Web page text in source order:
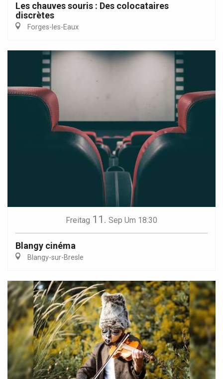
Les chauves souris : Des colocataires
discrètes
Forges-les-Eaux
Freitag 11. Sep Um 18:30
Blangy cinéma
Blangy-sur-Bresle